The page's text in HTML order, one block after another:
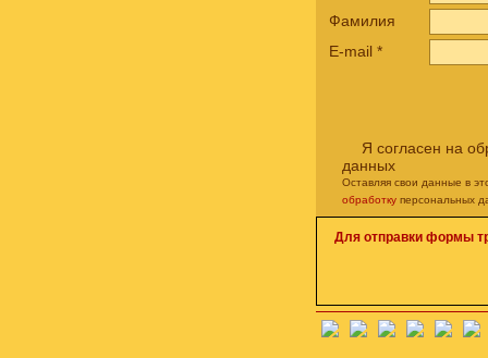
Фамилия
E-mail *
Я согласен на
данных
Оставляя свои данные в
обработку персональных
Для отправки формы